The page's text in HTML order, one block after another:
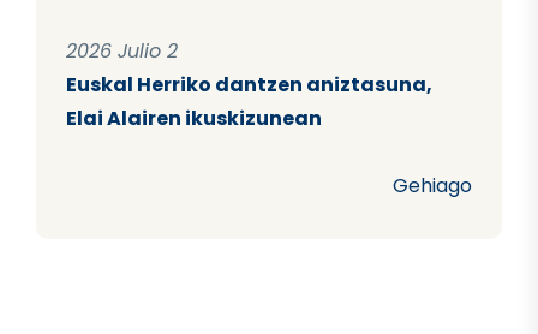
2026 Julio 2
Euskal Herriko dantzen aniztasuna,
Elai Alairen ikuskizunean
Gehiago